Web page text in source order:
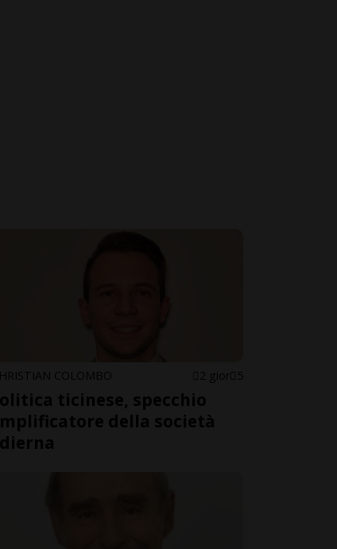
COLOMBO 2 gior 5
ticinese, specchio
della società